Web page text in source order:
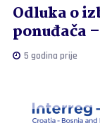
Odluka o
ponuđača
5 godina prije